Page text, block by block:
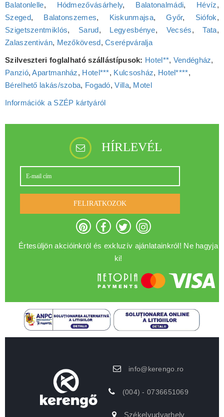
Balatonlelle, Hódmezővásárhely, Balatonalmádi, Hévíz,
Szeged, Balatonszemes, Kiskunmajsa,Győr, Siófok,
Szigetszentmiklós, Sarud, Legyesbénye, Vecsés,Tata,
Zalaszentiván, Mezőkövesd,Cserépváralja
Szilveszteri foglalható szállástípusok: Hotel**, Vendégház,
Panzió,Apartmanház, Hotel***, Kulcsosház, Hotel****,
Bérelhető lakás/szoba, Fogadó,Villa, Motel
Információk a SZÉP kártyáról
HÍRLEVÉL
FELIRATKOZOK
Értesüljön akcióinkról és exkluzív ajánlatainkról! Ne hagyja
ki!
info@kerengo.ro
(004) - 0736651069
Székelyudvarhely